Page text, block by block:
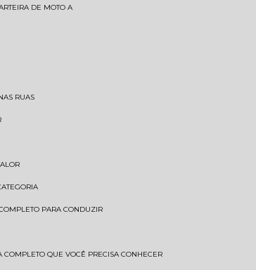
DE MOTO A
RUAS
PARA CONDUZIR
COMPLETO QUE VOCÊ PRECISA CONHECER